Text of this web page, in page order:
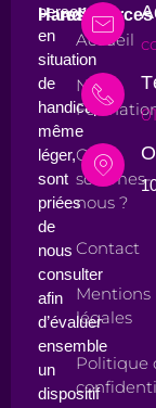
Handicap
personnes
en
situation
de
handicap,
même
léger,
sont
priées
de
nous
consulter
afin
d’évaluer
ensemble
un
dispositif
ressources
Accueil
Nos
Qui
sommes-
nous ?
Contact
Mentions
légales
Politique